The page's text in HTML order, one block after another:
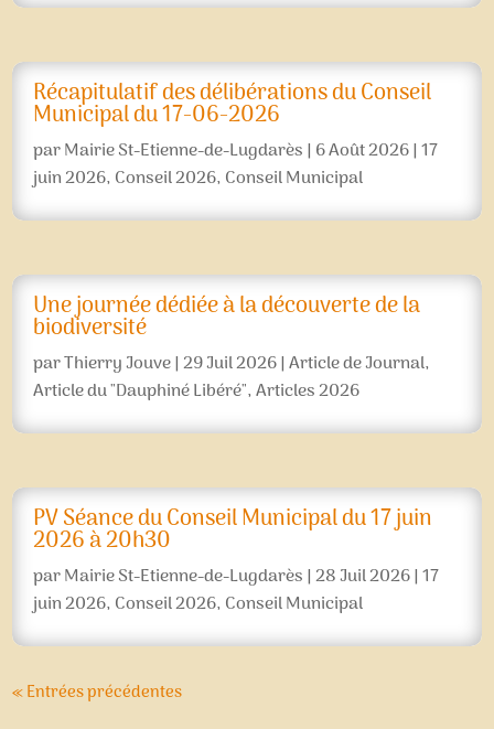
Récapitulatif des délibérations du Conseil
Municipal du 17-06-2026
parMairie St-Etienne-de-Lugdarès| 6 Août 2026|17
juin 2026, Conseil 2026, Conseil Municipal
Une journée dédiée à la découverte de la
biodiversité
parThierry Jouve|29 Juil 2026|Article de Journal,
Article du "Dauphiné Libéré",Articles 2026
PV Séance du Conseil Municipal du 17 juin
2026 à 20h30
parMairie St-Etienne-de-Lugdarès|28 Juil 2026|17
juin 2026, Conseil 2026, Conseil Municipal
« Entrées précédentes